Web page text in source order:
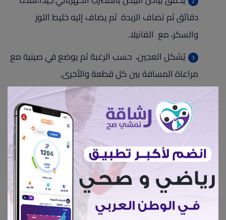
دقائق ثم تضاف الزبدة ثم يضاف إليه خليط اللوز
والسكر، مع الفانيلا.
يُشكل العجين، حسب الرغبة ثم يوضع في صينية مع
مراعاة المسافة بين كل قطعة والأخرى.
يخرج البيتي فور من الفرن، ويترك ليبرد نهائيا
يزين البيتي فور بالشوكولاتة المذابة ويقدم مع
مشروبك المفضل
السعرات لقطعة 40 جرام